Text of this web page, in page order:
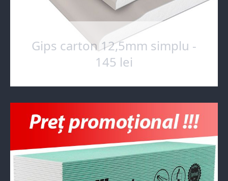
Gips carton 12,5mm simplu -
145 lei